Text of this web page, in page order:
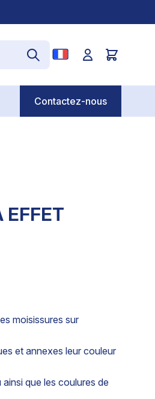
Contactez-nous
EFFET
moisissures sur
et annexes leur couleur
que les coulures de